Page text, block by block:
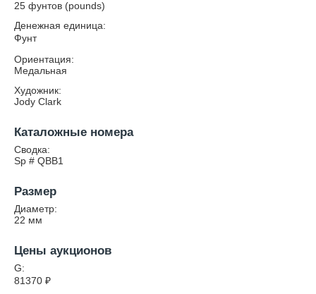
25 фунтов (pounds)
Денежная единица:
Фунт
Ориентация:
Медальная
Художник:
Jody Clark
Каталожные номера
Сводка:
Sp # QBB1
Размер
Диаметр:
22 мм
Цены аукционов
G:
81370 ₽